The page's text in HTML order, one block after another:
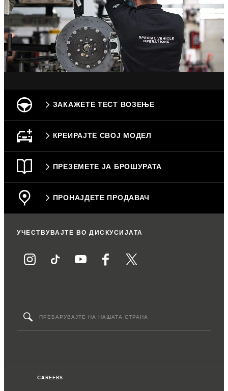
ЗАКАЖЕТЕ ТЕСТ ВОЗЕЊЕ
КРЕИРАЈТЕ СВОЈ МОДЕЛ
ПРЕЗЕМЕТЕ ЈА БРОШУРАТА
ПРОНАЈДЕТЕ ПРОДАВАЧ
УЧЕСТВУВАЈТЕ ВО ДИСКУСИЈАТА
CAREERS